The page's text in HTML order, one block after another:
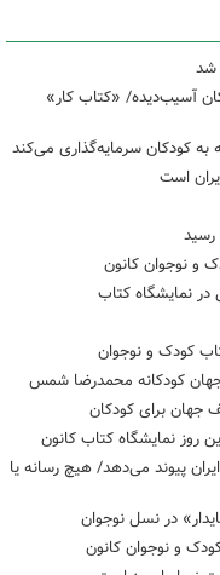
شد
آسیب‌دیده/ «کتاب کار»
کودکان سرمایه‌گذاری می‌کند
است
رسید
و نوجوان کانون
نمایشگاه کتاب
کودک و نوجوان
جهان کودکانه محمدرضا شمس
جهان برای کودکان
روز نمایشگاه کتاب کانون
پیوند می‌دهد/ هیچ رسانه یا
در نسل نوجوان
و نوجوان کانون